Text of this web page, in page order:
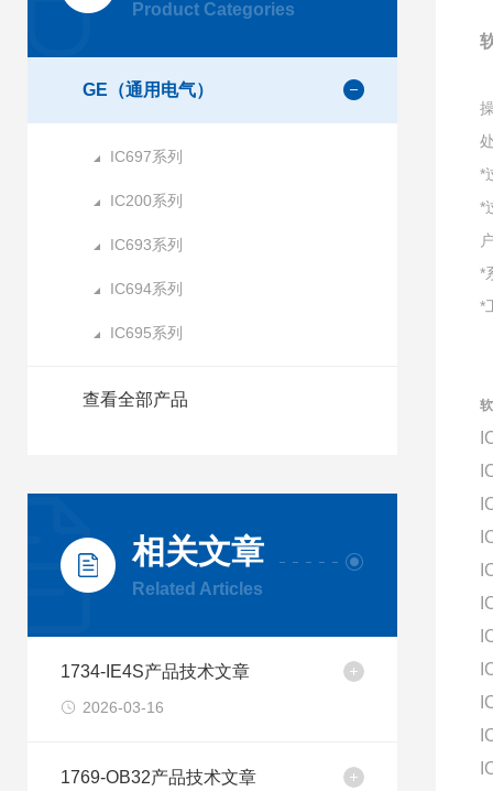
Product Categories
GE（通用电气）
IC697系列
IC200系列
IC693系列
IC694系列
IC695系列
查看全部产品
相关文章
Related Articles
1734-IE4S产品技术文章
2026-03-16
1769-OB32产品技术文章
*
*
*
*